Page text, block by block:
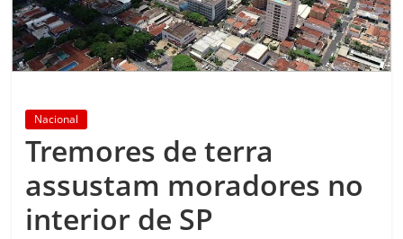
Nacional
Tremores de terra
assustam moradores no
interior de SP